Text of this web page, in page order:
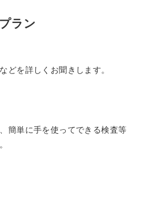
ラン
どを詳しくお聞きします。
簡単に手を使ってできる検査等
。